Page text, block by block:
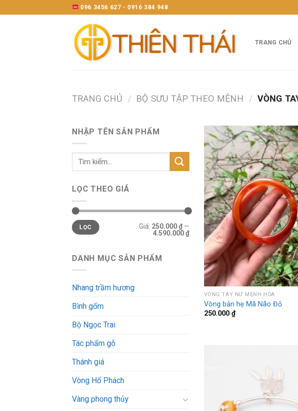
to
096 3456 627 - 0916 384 948
TRANG CHỦ
TRANG CHỦ / BỘ SƯU TẬP THEO MỆNH / VÒNG
NHẬP TÊN SẢN PHẨM
LỌC THEO GIÁ
Giá
tối
thiểu
Giá
tối
đa
LỌC Giá: 250.000 ₫ —
4.590.000 ₫
DANH MỤC SẢN PHẨM
Nhang trầm hương
Bình gốm
Bộ Ngọc Trai
Tác phẩm gỗ
Thánh giá
Vòng Hổ Phách
Vàng phong thủy
VÒNG TAY NỮ MỆNH HỎA
Vòng bản hẹ Mã Não Đỏ
250.000 ₫